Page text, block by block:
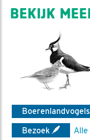
BEKIJK
Boerenlandvogels
Bezoek